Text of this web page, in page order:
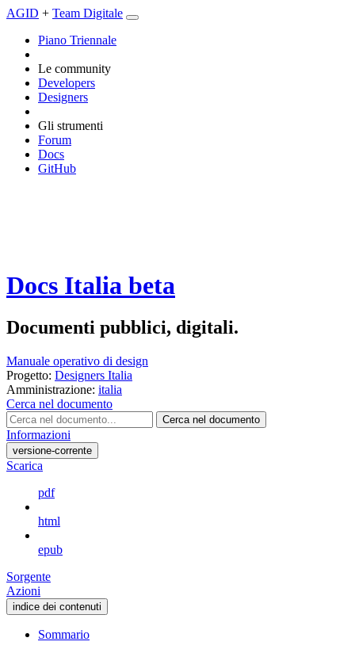
AGID + Team Digitale
Piano Triennale
Le community
Developers
Designers
Gli strumenti
Forum
Docs
GitHub
Docs Italia beta
Documenti pubblici, digitali.
Manuale operativo di design
Progetto: Designers Italia
Amministrazione: italia
Cerca nel documento
Cerca nel documento
Informazioni
versione-corrente
Scarica
pdf
html
epub
Sorgente
Azioni
indice dei contenuti
Sommario